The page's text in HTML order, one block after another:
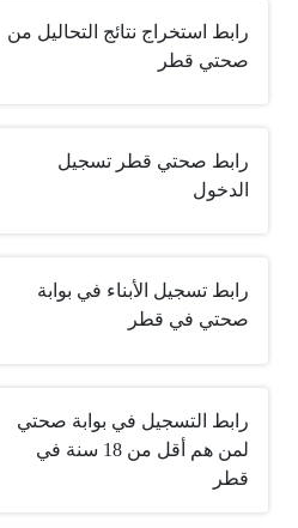
رابط استخراج نتائج التحاليل من
صحتي قطر
رابط صحتي قطر تسجيل
الدخول
رابط تسجيل الأبناء في بوابة
صحتي في قطر
رابط التسجيل في بوابة صحتي
لمن هم أقل من 18 سنة في
قطر